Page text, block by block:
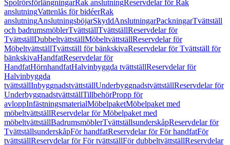
SpolrörsförlängningarRak anslutningReservdelar för Rak
anslutningVattenlås för bidéerRak
anslutningAnslutningsböjarSkyddAnslutningarPackningarTvättställ
och badrumsmöblerTvättställTvättställReservdelar för
TvättställDubbeltvättställMöbeltvättställReservdelar för
MöbeltvättställTvättställ för bänkskivaReservdelar för Tvättställ för
bänkskivaHandfatReservdelar för
HandfatHörnhandfatHalvinbyggda tvättställReservdelar för
Halvinbyggda
tvättställInbyggnadstvättställUnderbyggnadstvättställReservdelar för
UnderbyggnadstvättställTillbehörPropp för
avloppInfästningsmaterialMöbelpaketMöbelpaket med
möbeltvättställReservdelar för Möbelpaket med
möbeltvättställBadrumsmöblerTvättställsunderskåpReservdelar för
TvättställsunderskåpFör handfatReservdelar för För handfatFör
tvättställReservdelar för För tvättställFör dubbeltvättställReservdelar